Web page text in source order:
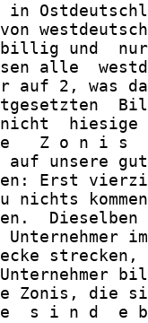
in
und
alle
auf 2, was
Z o n i s
auf unsere
Erst
nichts
Unternehmer
Zonis, die
s i n d  e